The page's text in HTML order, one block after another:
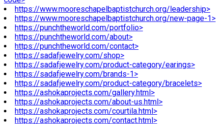
https://www.mooreschapelbaptistchurch.org/leadership>
https://www.mooreschapelbaptistchurch.org/new-page-1>
https://punchtheworld.com/portfolio>
https://punchtheworld.com/about>
https://punchtheworld.com/contact>
https://sadafjewelry.com/shop>
https://sadafjewelry.com/product-category/earings>
https://sadafjewelry.com/brands-1>
https://sadafjewelry.com/product-category/bracelets>
https://ashokaprojects.com/gallery.html>
https://ashokaprojects.com/about-us.html>
https://ashokaprojects.com/courtila.html>
https://ashokaprojects.com/contact.html>